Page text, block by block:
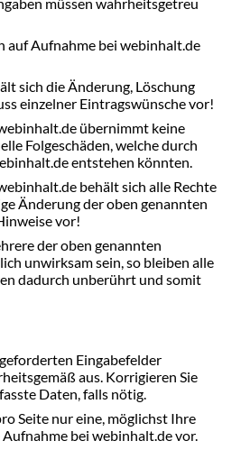
auf Aufnahme bei webinhalt.de
sich die Änderung, Löschung
einzelner Eintragswünsche vor!
übernimmt keine
Folgeschäden, welche durch
entstehen könnten.
behält sich alle Rechte
Änderung der oben genannten
vor!
der oben genannten
unwirksam sein, so bleiben alle
dadurch unberührt und somit
Eingabefelder
aus. Korrigieren Sie
Daten, falls nötig.
Seite nur eine, möglichst Ihre
bei webinhalt.de vor.